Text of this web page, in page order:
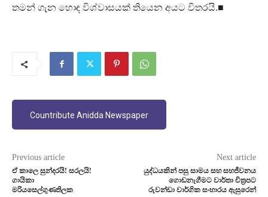
තමන් ගැන හොඳ විශ්වාසයක් තියෙන අයට විතරයි.■
Countribute Anidda Newspaper
Previous article
ඒ කාලෙ සුන්දරයි! සරලයි!
ගායිකා
මරියසෙල්ගුණතිලක
Next article
යුද්ධයකින් පසු සාමය සහ සහජීවනය
ගොඩනැගීමට වාර්තා චිත්‍රපට
රුවන්ඩා වාර්ගික සංහාරය ඇසුරෙන්